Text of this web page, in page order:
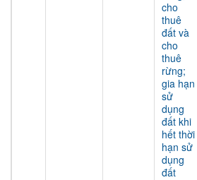
cho
thuê
đất và
cho
thuê
rừng;
gia hạn
sử
dụng
đất khi
hết thời
hạn sử
dụng
đất